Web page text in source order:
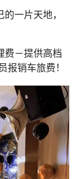
一片天地，
费－提供高档
报销车旅费！